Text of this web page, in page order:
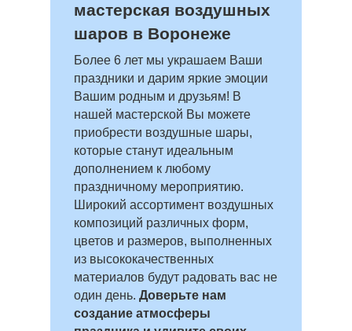
мастерская воздушных
шаров в Воронеже
Более 6 лет мы украшаем Ваши
праздники и дарим яркие эмоции
Вашим родным и друзьям! В
нашей мастерской Вы можете
приобрести воздушные шары,
которые станут идеальным
дополнением к любому
праздничному мероприятию.
Широкий ассортимент воздушных
композиций различных форм,
цветов и размеров, выполненных
из высококачественных
материалов будут радовать вас не
один день. Доверьте нам
создание атмосферы